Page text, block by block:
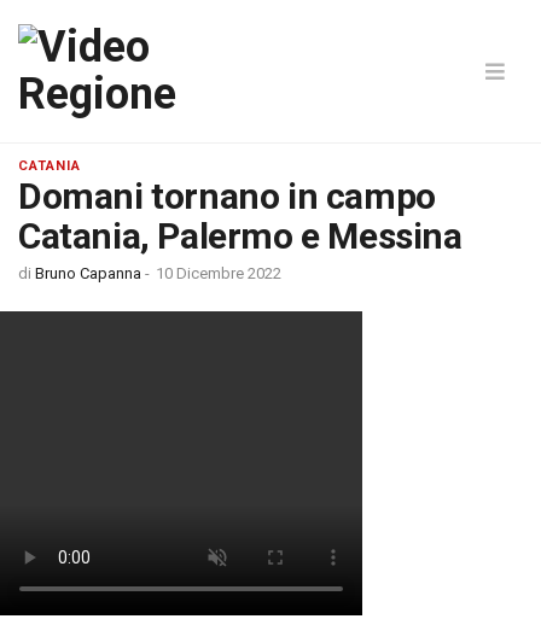
CATANIA
Domani tornano in campo
Catania, Palermo e Messina
di Bruno Capanna - 10 Dicembre 2022